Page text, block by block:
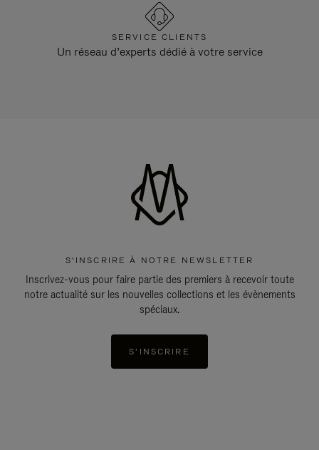
SERVICE CLIENTS
Un réseau d’experts dédié à votre service
S'INSCRIRE À NOTRE NEWSLETTER
Inscrivez-vous pour faire partie des premiers à recevoir toute
notre actualité sur les nouvelles collections et les évènements
spéciaux.
S'INSCRIRE